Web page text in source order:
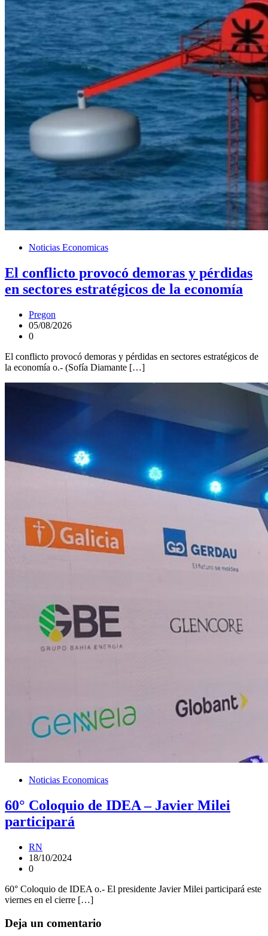
Noticias Economicas
El conflicto provocó demoras y pérdidas
en sectores estratégicos de la economía
Pregon
05/08/2026
0
El conflicto provocó demoras y pérdidas en sectores estratégicos de
la economía o.- (Sofía Diamante […]
Noticias Economicas
60° Coloquio de IDEA – Javier Milei
participará
RN
18/10/2024
0
60° Coloquio de IDEA o.- El presidente Javier Milei participará este
viernes en el cierre […]
Deja un comentario